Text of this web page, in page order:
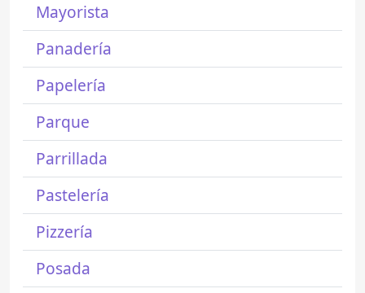
Mayorista
Panadería
Papelería
Parque
Parrillada
Pastelería
Pizzería
Posada